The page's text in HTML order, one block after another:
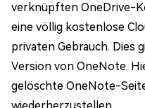
verknüpften OneDrive-
eine völlig kostenlose
privaten Gebrauch. Dies
Version von OneNote.
gelöschte OneNote-